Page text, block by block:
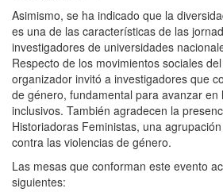
Asimismo, se ha indicado que la
es una de las características de las
investigadores de universidades
Respecto de los movimientos sociales
organizador invitó a investigadores que
de género, fundamental para avanzar en
inclusivos. También agradecen la
Historiadoras Feministas, una
contra las violencias de género.
Las mesas que conforman este evento
siguientes: